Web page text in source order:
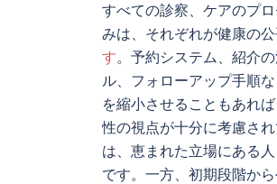
すべての診察、ケアのプ
みは、それぞれが健康の
す。予約システム、紹介
ル、フォローアップ手順
を縮小させることもあれ
性の視点が十分に考慮さ
は、恵まれた立場にある
です。一方、初期段階か